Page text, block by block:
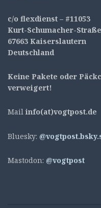
c/o flexdienst – #11053
Kurt-Schumacher-
67663 Kaiserslautern
Deutschland
Keine Pakete oder
verweigert!
Mail info(at)vogtpost.de
Bluesky:
Mastodon: @vogtpost